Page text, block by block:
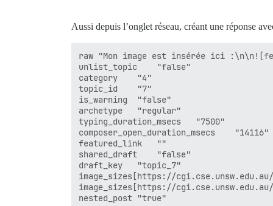
DISCOURSE_SMTP_ADDRESS: email-
  DISCOURSE_SMTP_PASSWORD: <<REDACTED>>
#DISCOURSE_SMTP_ENABLE_START_TLS:
#DISCOURSE_SMTP_DOMAIN:
DISCOURSE_NOTIFICATION_EMAIL:
## Si vous avez ajouté le modèle
#LETSENCRYPT_ACCOUNT_EMAIL:
## L'adresse CDN http ou https pour
## voir https://meta.discourse.org/t/
#DISCOURSE_CDN_URL: https://discourse-
## La clé d'adresse IP Maxmind pour
## voir https://meta.discourse.org/
Aussi depuis l’onglet réseau, créant une réponse
raw	"Mon image est insérée ici :\n\n![ferris|690x459](upload://5YA5Y9vjz0iQmn2DErtUBrHCKng.png)\n\n\nL'image est au-dessus."
unlist_topic	"false"
category	"4"
topic_id	"7"
is_warning	"false"
archetype	"regular"
typing_duration_msecs	"7500"
composer_open_duration_msecs	"14116"
featured_link	""
shared_draft	"false"
draft_key	"topic_7"
image_sizes[https://cgi.cse.unsw.edu.au/
image_sizes[https://cgi.cse.unsw.edu.au/